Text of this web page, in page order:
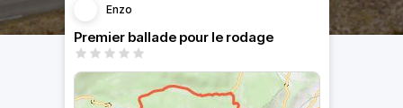
Enzo
Premier ballade pour le rodage